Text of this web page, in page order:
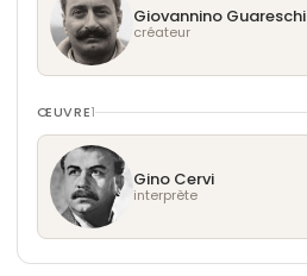
Giovannino Guareschi
créateur
ŒUVRE1
Gino Cervi
interprète